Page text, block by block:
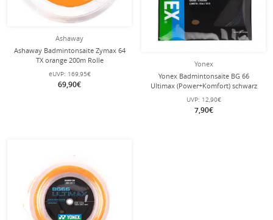
Ashaway
Ashaway Badmintonsaite Zymax 64
TX orange 200m Rolle
eUVP: 169,95€
69,90€
Yonex
Yonex Badmintonsaite BG 66
Ultimax (Power+Komfort) schwarz
UVP: 12,90€
7,90€